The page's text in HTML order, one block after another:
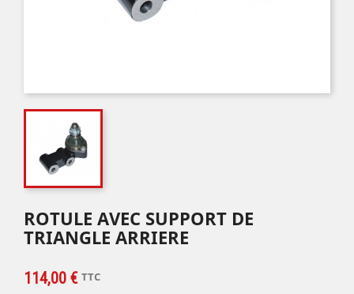
ROTULE AVEC SUPPORT DE
TRIANGLE ARRIERE
114,00 € TTC